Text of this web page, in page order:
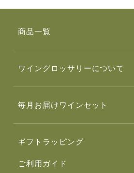
商品一覧
ワイングロッサリーについて
毎月お届けワインセット
ギフトラッピング
ご利用ガイド